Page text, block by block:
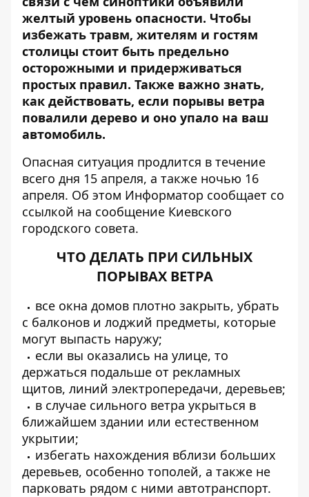
желтый уровень опасности. Чтобы
избежать травм, жителям и гостям
столицы стоит быть предельно
осторожными и придерживаться
простых правил. Также важно знать,
как действовать, если порывы ветра
повалили дерево и оно упало на ваш
автомобиль.
Опасная ситуация продлится в течение
всего дня 15 апреля, а также ночью 16
апреля. Об этом Информатор сообщает со
ссылкой на сообщение Киевского
городского совета.
ЧТО ДЕЛАТЬ ПРИ СИЛЬНЫХ
ПОРЫВАХ ВЕТРА
все окна домов плотно закрыть, убрать
с балконов и лоджий предметы, которые
могут выпасть наружу;
если вы оказались на улице, то
держаться подальше от рекламных
щитов, линий электропередачи, деревьев;
в случае сильного ветра укрыться в
ближайшем здании или естественном
укрытии;
избегать нахождения вблизи больших
деревьев, особенно тополей, а также не
парковать рядом с ними автотранспорт.